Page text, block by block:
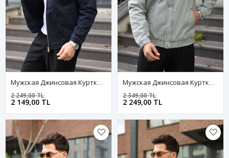
Мужская Джинсовая Куртка-Бомбер Оверсайз Цвета Хаки, Стираная Модель На Молнии
2 149,00 TL
2 249,00 TL
Мужская Джинсовая Куртка-Бомбер Оверсайз Цвета Хаки, Стираная Модель На Молнии
2 249,00 TL
2 349,00 TL